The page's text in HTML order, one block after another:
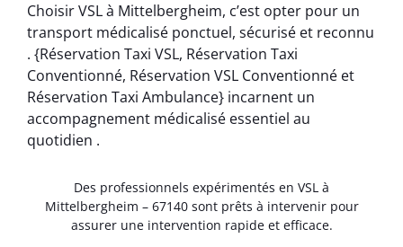
Choisir VSL à Mittelbergheim, c’est opter pour un
transport médicalisé ponctuel, sécurisé et reconnu
. {Réservation Taxi VSL, Réservation Taxi
Conventionné, Réservation VSL Conventionné et
Réservation Taxi Ambulance} incarnent un
accompagnement médicalisé essentiel au
quotidien .
Des professionnels expérimentés en VSL à
Mittelbergheim – 67140 sont prêts à intervenir pour
assurer une intervention rapide et efficace.